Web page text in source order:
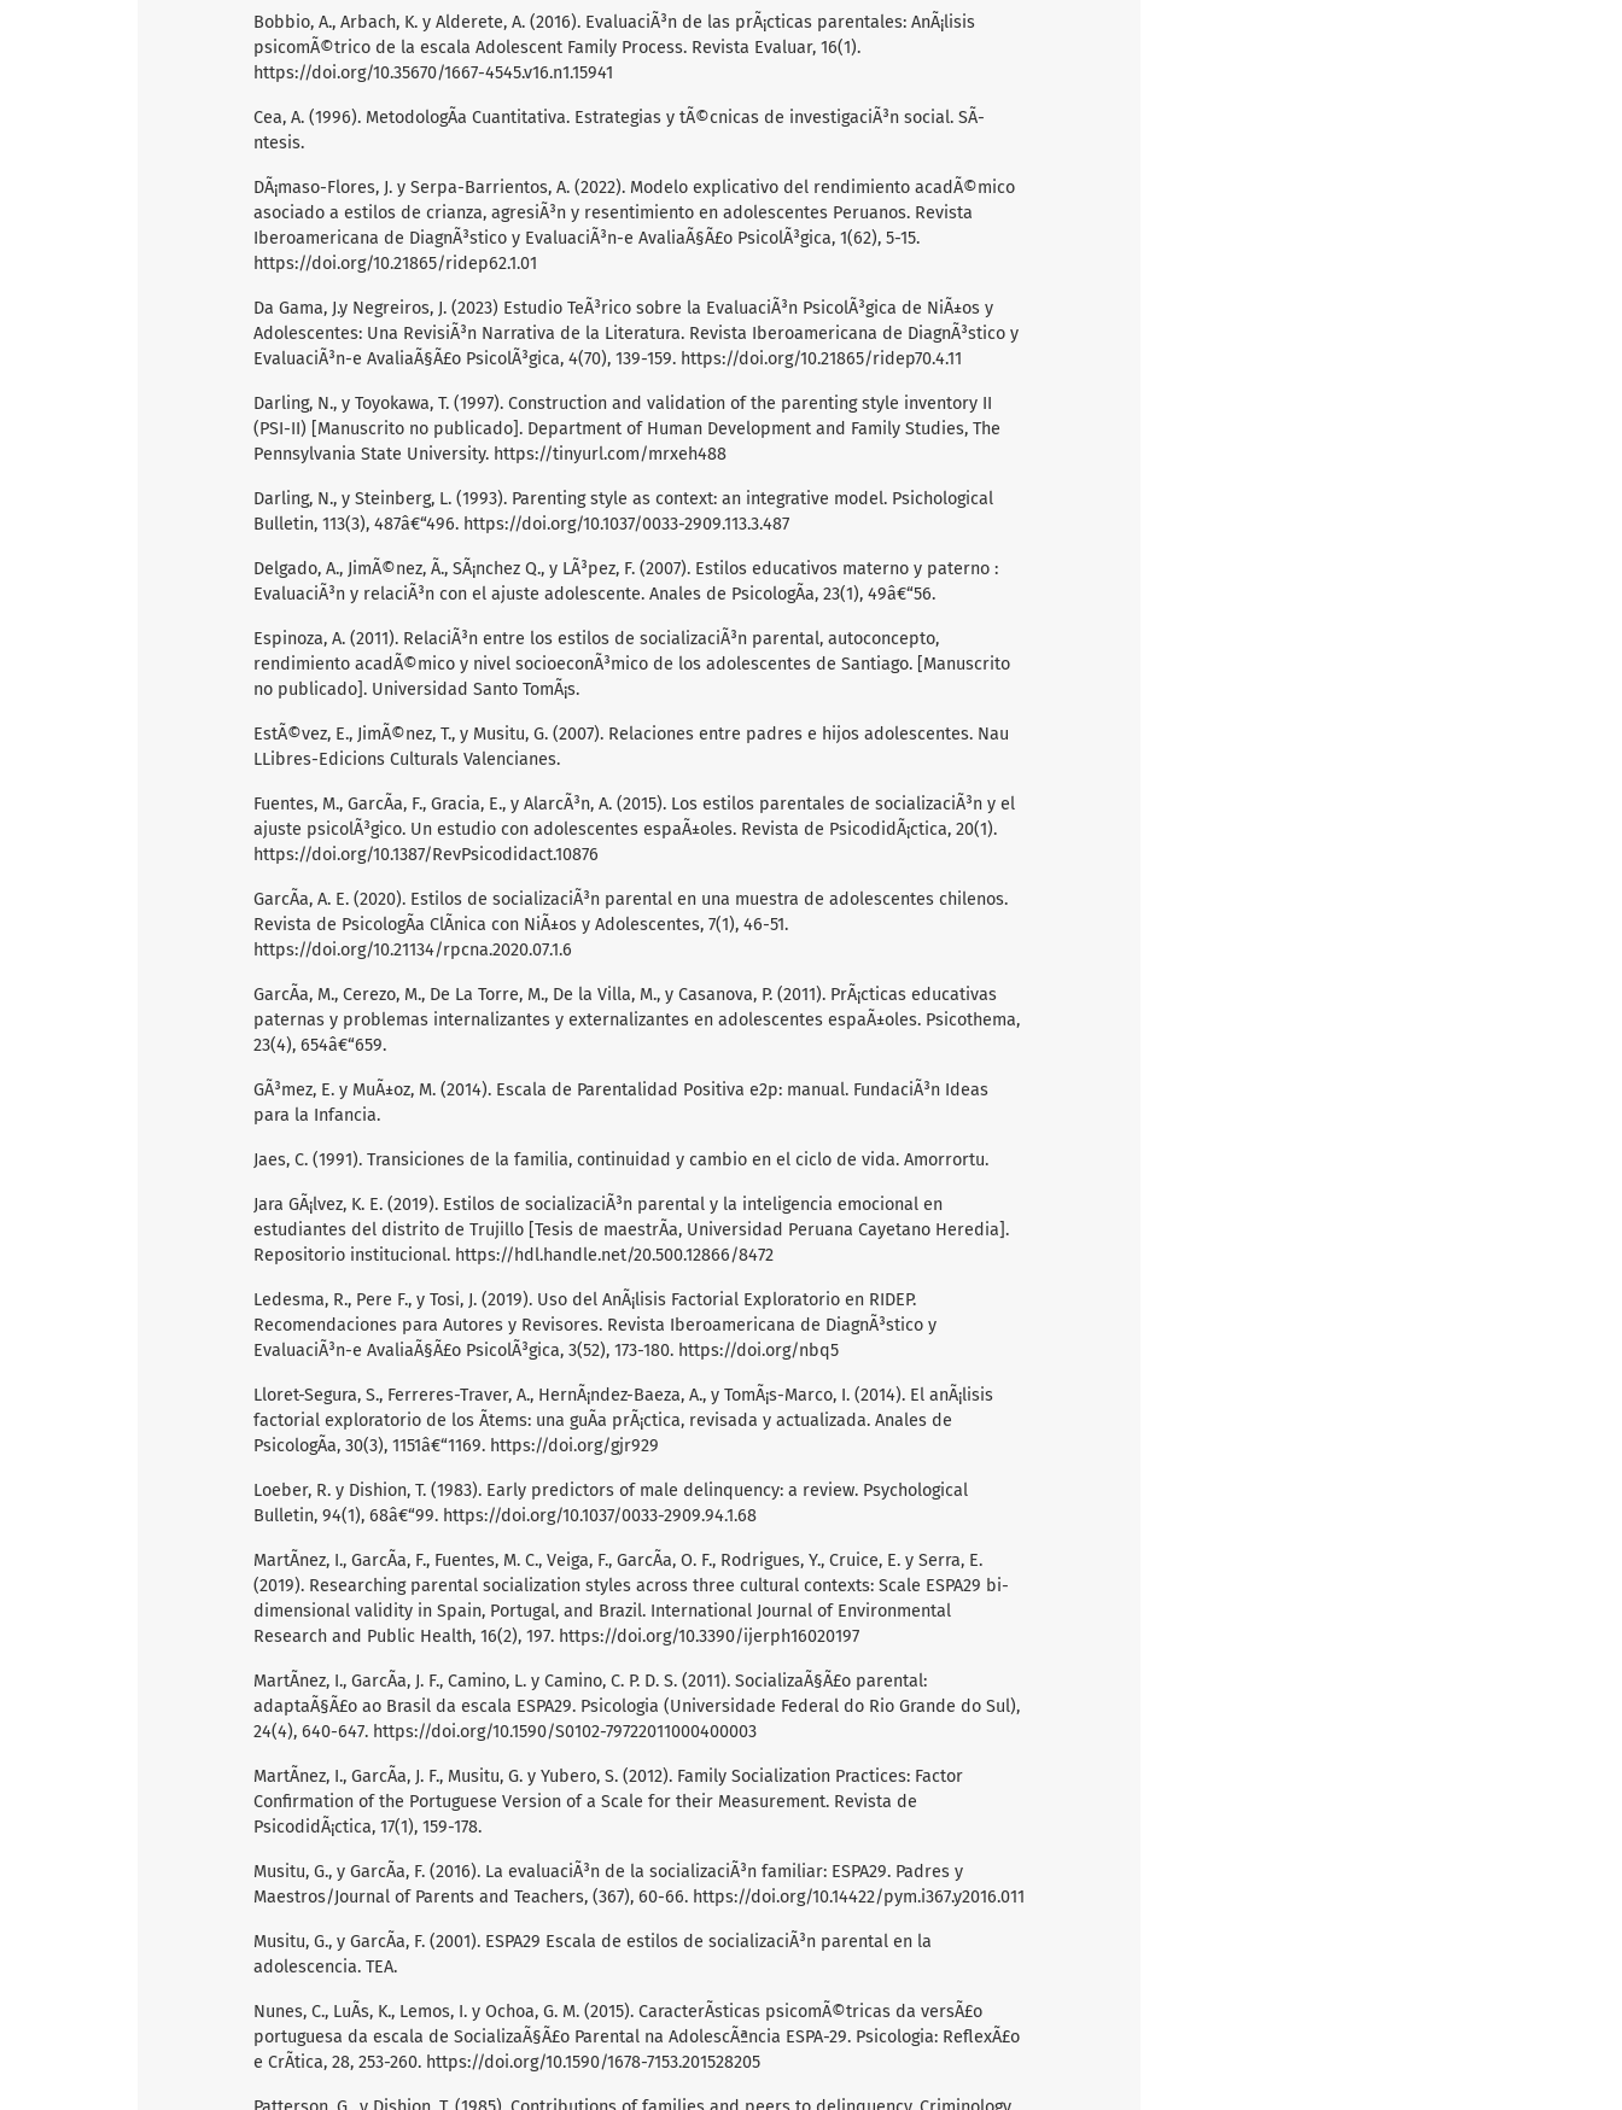
Bobbio, A., Arbach, K. y Alderete, A. (2016). EvaluaciÃ³n de las prÃ¡cticas parentales: AnÃ¡lisis
psicomÃ©trico de la escala Adolescent Family Process. Revista Evaluar, 16(1).
https://doi.org/10.35670/1667-4545.v16.n1.15941
Cea, A. (1996). MetodologÃ­a Cuantitativa. Estrategias y tÃ©cnicas de investigaciÃ³n social. SÃ­
ntesis.
DÃ¡maso-Flores, J. y Serpa-Barrientos, A. (2022). Modelo explicativo del rendimiento acadÃ©mico
asociado a estilos de crianza, agresiÃ³n y resentimiento en adolescentes Peruanos. Revista
Iberoamericana de DiagnÃ³stico y EvaluaciÃ³n-e AvaliaÃ§Ã£o PsicolÃ³gica, 1(62), 5-15.
https://doi.org/10.21865/ridep62.1.01
Da Gama, J.y Negreiros, J. (2023) Estudio TeÃ³rico sobre la EvaluaciÃ³n PsicolÃ³gica de NiÃ±os y
Adolescentes: Una RevisiÃ³n Narrativa de la Literatura. Revista Iberoamericana de DiagnÃ³stico y
EvaluaciÃ³n-e AvaliaÃ§Ã£o PsicolÃ³gica, 4(70), 139-159. https://doi.org/10.21865/ridep70.4.11
Darling, N., y Toyokawa, T. (1997). Construction and validation of the parenting style inventory II
(PSI-II) [Manuscrito no publicado]. Department of Human Development and Family Studies, The
Pennsylvania State University. https://tinyurl.com/mrxeh488
Darling, N., y Steinberg, L. (1993). Parenting style as context: an integrative model. Psichological
Bulletin, 113(3), 487â€“496. https://doi.org/10.1037/0033-2909.113.3.487
Delgado, A., JimÃ©nez, Ã., SÃ¡nchez Q., y LÃ³pez, F. (2007). Estilos educativos materno y paterno :
EvaluaciÃ³n y relaciÃ³n con el ajuste adolescente. Anales de PsicologÃ­a, 23(1), 49â€“56.
Espinoza, A. (2011). RelaciÃ³n entre los estilos de socializaciÃ³n parental, autoconcepto,
rendimiento acadÃ©mico y nivel socioeconÃ³mico de los adolescentes de Santiago. [Manuscrito
no publicado]. Universidad Santo TomÃ¡s.
EstÃ©vez, E., JimÃ©nez, T., y Musitu, G. (2007). Relaciones entre padres e hijos adolescentes. Nau
LLibres-Edicions Culturals Valencianes.
Fuentes, M., GarcÃ­a, F., Gracia, E., y AlarcÃ³n, A. (2015). Los estilos parentales de socializaciÃ³n y el
ajuste psicolÃ³gico. Un estudio con adolescentes espaÃ±oles. Revista de PsicodidÃ¡ctica, 20(1).
https://doi.org/10.1387/RevPsicodidact.10876
GarcÃ­a, A. E. (2020). Estilos de socializaciÃ³n parental en una muestra de adolescentes chilenos.
Revista de PsicologÃ­a ClÃ­nica con NiÃ±os y Adolescentes, 7(1), 46-51.
https://doi.org/10.21134/rpcna.2020.07.1.6
GarcÃ­a, M., Cerezo, M., De La Torre, M., De la Villa, M., y Casanova, P. (2011). PrÃ¡cticas educativas
paternas y problemas internalizantes y externalizantes en adolescentes espaÃ±oles. Psicothema,
23(4), 654â€“659.
GÃ³mez, E. y MuÃ±oz, M. (2014). Escala de Parentalidad Positiva e2p: manual. FundaciÃ³n Ideas
para la Infancia.
Jaes, C. (1991). Transiciones de la familia, continuidad y cambio en el ciclo de vida. Amorrortu.
Jara GÃ¡lvez, K. E. (2019). Estilos de socializaciÃ³n parental y la inteligencia emocional en
estudiantes del distrito de Trujillo [Tesis de maestrÃ­a, Universidad Peruana Cayetano Heredia].
Repositorio institucional. https://hdl.handle.net/20.500.12866/8472
Ledesma, R., Pere F., y Tosi, J. (2019). Uso del AnÃ¡lisis Factorial Exploratorio en RIDEP.
Recomendaciones para Autores y Revisores. Revista Iberoamericana de DiagnÃ³stico y
EvaluaciÃ³n-e AvaliaÃ§Ã£o PsicolÃ³gica, 3(52), 173-180. https://doi.org/nbq5
Lloret-Segura, S., Ferreres-Traver, A., HernÃ¡ndez-Baeza, A., y TomÃ¡s-Marco, I. (2014). El anÃ¡lisis
factorial exploratorio de los Ã­tems: una guÃ­a prÃ¡ctica, revisada y actualizada. Anales de
PsicologÃ­a, 30(3), 1151â€“1169. https://doi.org/gjr929
Loeber, R. y Dishion, T. (1983). Early predictors of male delinquency: a review. Psychological
Bulletin, 94(1), 68â€“99. https://doi.org/10.1037/0033-2909.94.1.68
MartÃ­nez, I., GarcÃ­a, F., Fuentes, M. C., Veiga, F., GarcÃ­a, O. F., Rodrigues, Y., Cruice, E. y Serra, E.
(2019). Researching parental socialization styles across three cultural contexts: Scale ESPA29 bi-
dimensional validity in Spain, Portugal, and Brazil. International Journal of Environmental
Research and Public Health, 16(2), 197. https://doi.org/10.3390/ijerph16020197
MartÃ­nez, I., GarcÃ­a, J. F., Camino, L. y Camino, C. P. D. S. (2011). SocializaÃ§Ã£o parental:
adaptaÃ§Ã£o ao Brasil da escala ESPA29. Psicologia (Universidade Federal do Rio Grande do Sul),
24(4), 640-647. https://doi.org/10.1590/S0102-79722011000400003
MartÃ­nez, I., GarcÃ­a, J. F., Musitu, G. y Yubero, S. (2012). Family Socialization Practices: Factor
Confirmation of the Portuguese Version of a Scale for their Measurement. Revista de
PsicodidÃ¡ctica, 17(1), 159-178.
Musitu, G., y GarcÃ­a, F. (2016). La evaluaciÃ³n de la socializaciÃ³n familiar: ESPA29. Padres y
Maestros/Journal of Parents and Teachers, (367), 60-66. https://doi.org/10.14422/pym.i367.y2016.011
Musitu, G., y GarcÃ­a, F. (2001). ESPA29 Escala de estilos de socializaciÃ³n parental en la
adolescencia. TEA.
Nunes, C., LuÃ­s, K., Lemos, I. y Ochoa, G. M. (2015). CaracterÃ­sticas psicomÃ©tricas da versÃ£o
portuguesa da escala de SocializaÃ§Ã£o Parental na AdolescÃªncia ESPA-29. Psicologia: ReflexÃ£o
e CrÃ­tica, 28, 253-260. https://doi.org/10.1590/1678-7153.201528205